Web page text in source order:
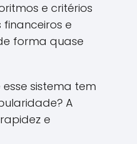
e critérios
e
forma quase
sistema tem
A
e